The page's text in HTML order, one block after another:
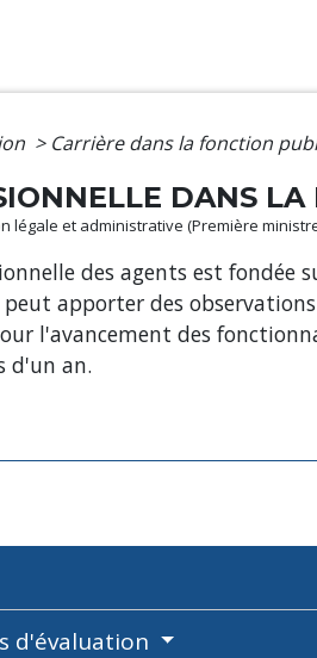
> Carrière dans la fonction
DANS
légale et administrative (Première
des agents est
apporter des
l'avancement des
d'un an.
d'évaluation